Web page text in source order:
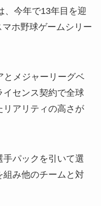
、今年で13年目を迎
ホ野球ゲームシリー
とメジャーリーグベ
センス契約で全球
リアリティの高さが
パックを引いて選
み他のチームと対